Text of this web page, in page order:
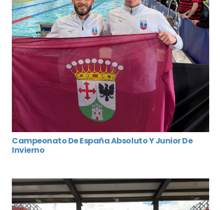
Campeonato De España Absoluto Y Junior De
Invierno